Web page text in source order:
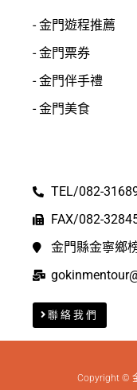
- 金門遊程推薦
- 金門票券
- 金門伴手禮
- 金門美食
TEL/082-
FAX/082-
金門縣金寧鄉
聯絡我們
Copyright ©